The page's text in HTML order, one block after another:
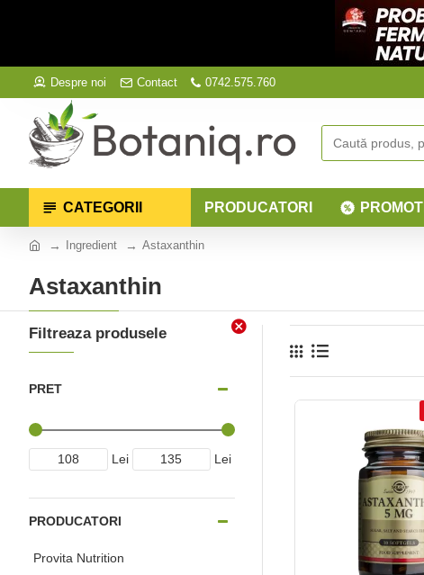
Despre noi Contact 0742.575.760
CATEGORII PRODUCATORI PROMOTII
Ingredient Astaxanthin
Astaxanthin
Filtreaza produsele
PRET
Lei Lei
PRODUCATORI
Provita Nutrition